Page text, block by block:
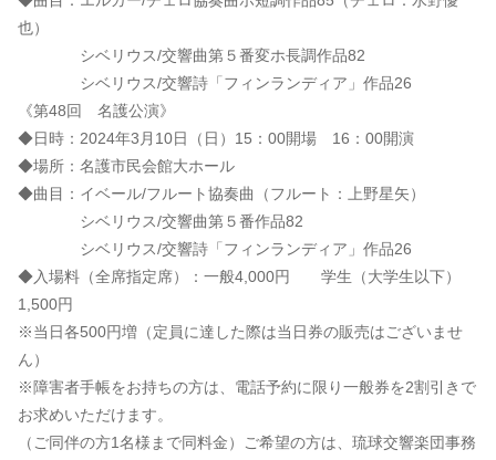
也）
シベリウス/交響曲第５番変ホ長調作品82
シベリウス/交響詩「フィンランディア」作品26
《第48回 名護公演》
◆日時：2024年3月10日（日）15：00開場 16：00開演
◆場所：名護市民会館大ホール
◆曲目：イベール/フルート協奏曲（フルート：上野星矢）
シベリウス/交響曲第５番作品82
シベリウス/交響詩「フィンランディア」作品26
◆入場料（全席指定席）：一般4,000円 学生（大学生以下）
1,500円
※当日各500円増（定員に達した際は当日券の販売はございませ
ん）
※障害者手帳をお持ちの方は、電話予約に限り一般券を2割引きで
お求めいただけます。
（ご同伴の方1名様まで同料金）ご希望の方は、琉球交響楽団事務